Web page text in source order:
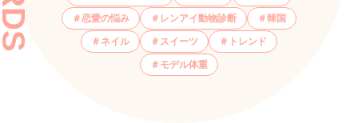
恋愛の悩み レンアイ動物診断 韓国
ネイル スイーツ トレンド
モデル体重